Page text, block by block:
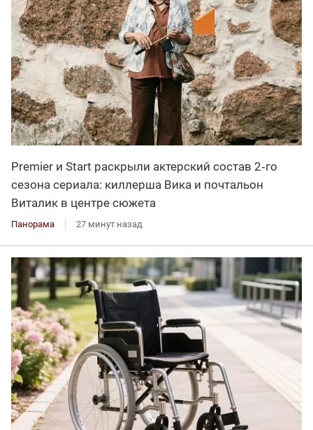
Premier и Start раскрыли актерский состав 2‑го
сезона сериала: киллерша Вика и почтальон
Виталик в центре сюжета
Панорама 27 минут назад